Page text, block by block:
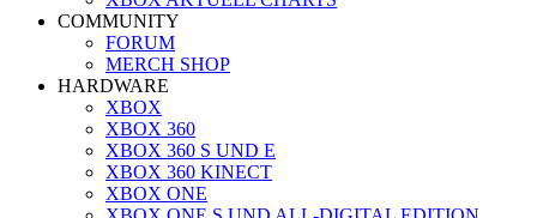
COMMUNITY
FORUM
MERCH SHOP
HARDWARE
XBOX
XBOX 360
XBOX 360 S UND E
XBOX 360 KINECT
XBOX ONE